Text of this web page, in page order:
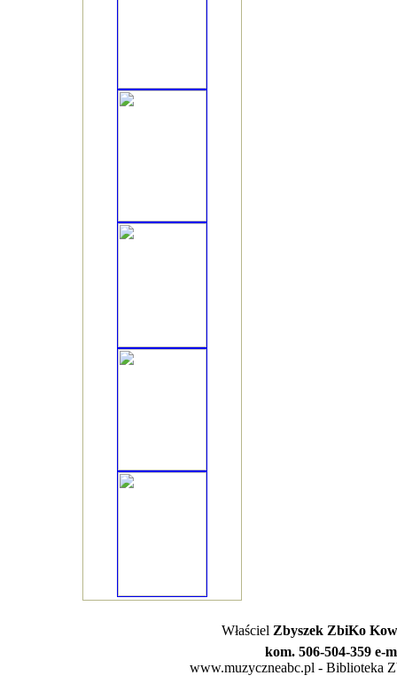
Właściel Zbyszek ZbiKo
kom. 506-504-359 e-
www.muzyczneabc.pl - Biblioteka